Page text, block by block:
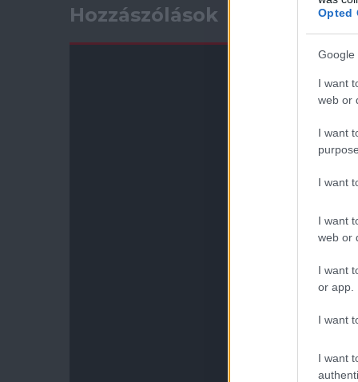
Opted
Google
I want
web or
I want
I want
I want
web or
I want
or app.
I want
I want
Hozzászólások